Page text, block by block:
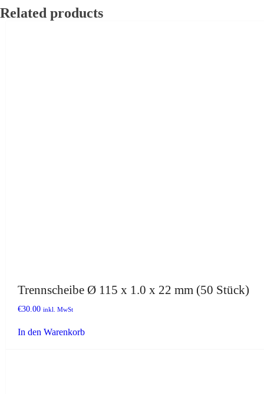
Related products
Trennscheibe Ø 115 x 1.0 x 22 mm (50 Stück)
€30.00 inkl. MwSt
In den Warenkorb